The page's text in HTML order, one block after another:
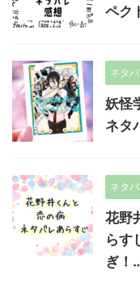
ペク
ネタ
妖怪
ネタ
ネタ
花野
らす
ぎ！